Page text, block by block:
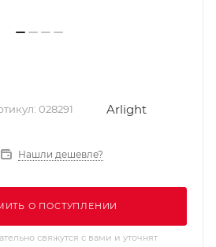
028291 Arlight
Нашли дешевле?
О ПОСТУПЛЕНИИ
свяжутся с вами и уточнят